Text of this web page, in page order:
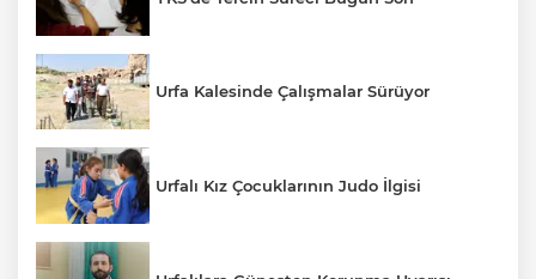
Urfa Kalesinde Çalışmalar Sürüyor
Urfalı Kız Çocuklarının Judo İlgisi